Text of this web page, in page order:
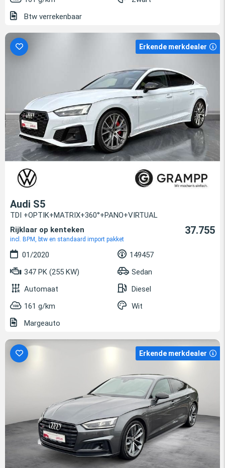
Btw verrekenbaar
Erkende merkdealer
Audi S5
TDI +OPTIK+MATRIX+360°+PANO+VIRTUAL
Rijklaar op kenteken
incl. BPM, btw en standaard import pakket
37.755
01/2020
149457
347 PK (255 KW)
Sedan
Automaat
Diesel
161 g/km
Wit
Margeauto
Erkende merkdealer